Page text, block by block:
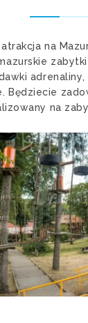
atrakcja na
Będziecie
na